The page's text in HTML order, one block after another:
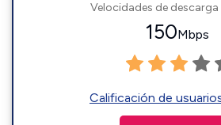
Velocidades de descarga
150Mbps
Calificación de